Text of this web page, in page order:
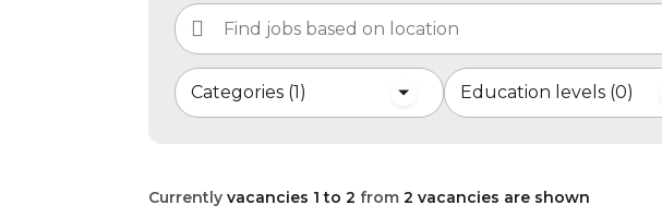
Categories 1 Education levels 0
Currently vacancies 1 to 2 from 2 vacancies are shown